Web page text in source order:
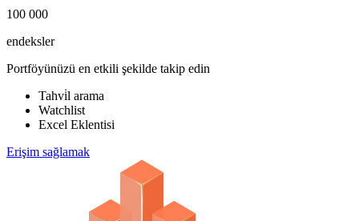
100 000
endeksler
Portföyünüzü en etkili şekilde takip edin
Tahvi̇l arama
Watchlist
Excel Eklentisi
Erişim sağlamak